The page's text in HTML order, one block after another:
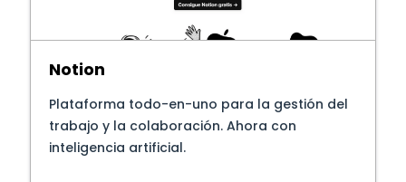
Notion
Plataforma todo-en-uno para la gestión del
trabajo y la colaboración. Ahora con
inteligencia artificial.